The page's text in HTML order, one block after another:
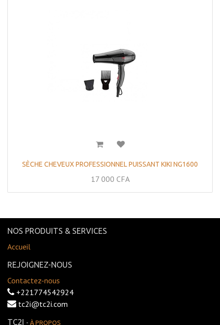
SÈCHE CHEVEUX PROFESSIONNEL PUISSANT KIKI NG1600
17 000 CFA
NOS PRODUITS & SERVICES
Accueil
REJOIGNEZ-NOUS
Contactez-nous
+221774542924
tc2i@tc2i.com
TC2I - À PROPOS